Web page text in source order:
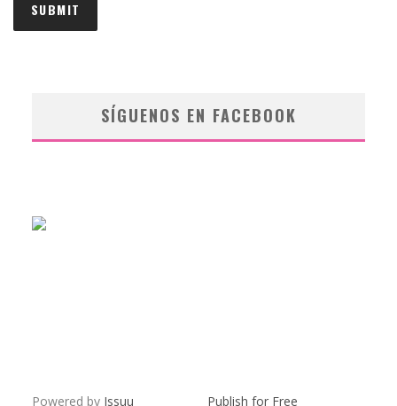
SÍGUENOS EN FACEBOOK
Powered by Issuu Publish for Free